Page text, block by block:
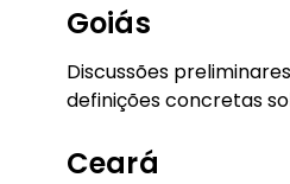
Goiás
Discussões
definições concretas
Ceará